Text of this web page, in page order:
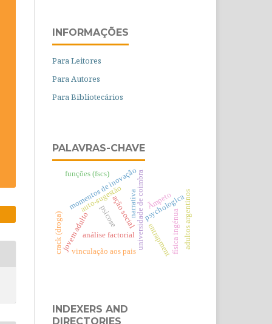
INFORMAÇÕES
Para Leitores
Para Autores
Para Bibliotecários
PALAVRAS-CHAVE
auto-sugestãoação socialuniversidade de coimbrapsychologica
análise factorial
narrativa
momentos de inovação
entrapment
jovem adulto
crack (droga) adultos argentinos
vinculação aos pais
funções (fscs)
psicose física ingénua
Ãmpeto
INDEXERS AND
DIRECTORIES